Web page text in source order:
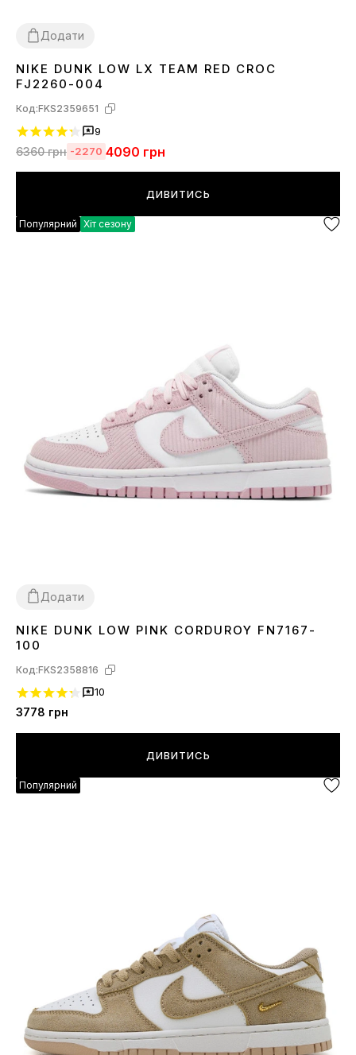
Додати
3637 383940 4142 43 4445
NIKE DUNK LOW LX TEAM RED CROC
FJ2260-004
Код:FKS2359651
9
6360грн -2270 4090 грн
ДИВИТИСЬ
Популярний Хіт сезону
Додати
3738 394041
NIKE DUNK LOW PINK CORDUROY FN7167-
100
Код:FKS2358816
10
3778 грн
ДИВИТИСЬ
Популярний